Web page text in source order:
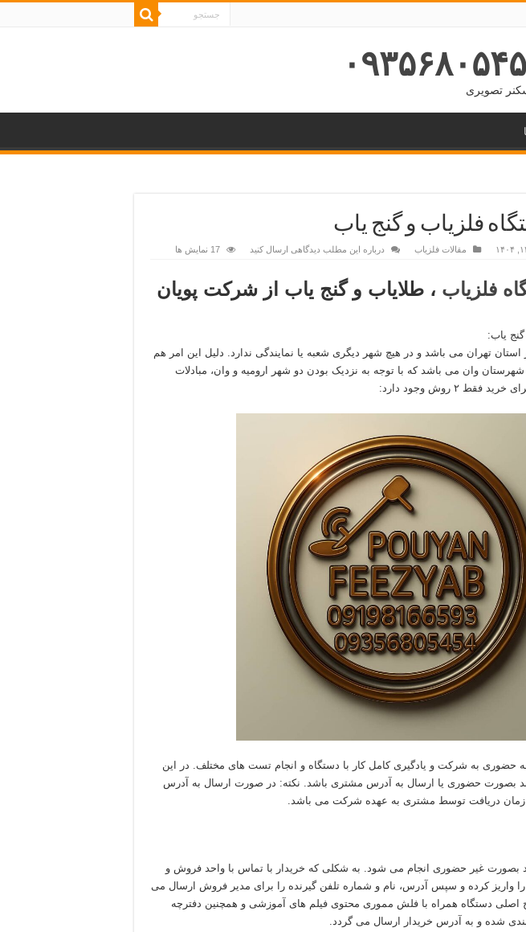
تصویری
فلزیاب و گنج یاب
مقالات فلزیاب درباره این مطلب دیدگاهی ارسال کنید 17 نمایش ها
فلزیاب ، طلایاب و گنج یاب از شرکت پویان
یاب:
تهران می باشد و در هیچ شهر دیگری شعبه یا نمایندگی ندارد. دلیل این امر هم
شهرستان وان می باشد که با توجه به نزدیک بودن دو شهر ارومیه و وان، مبادلات
۲ روش وجود دارد:
حضوری به شرکت و یادگیری کامل کار با دستگاه و انجام تست های مختلف. در این
بصورت حضوری یا ارسال به آدرس مشتری باشد. نکته: در صورت ارسال به آدرس
زمان دریافت توسط مشتری به عهده شرکت می باشد.
بصورت غیر حضوری انجام می شود. به شکلی که خریدار با تماس با واحد فروش و
واریز کرده و سپس آدرس، نام و شماره تلفن گیرنده را برای مدیر فروش ارسال می
دستگاه همراه با فلش مموری محتوی فیلم های آموزشی و همچنین دفترچه
شده و به آدرس خریدار ارسال می گردد.